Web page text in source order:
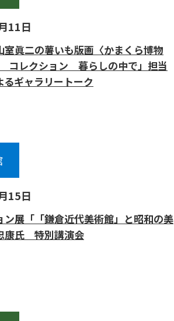
11日
室眞二の薯いも版画〈かまくら博物
コレクション 暮らしの中で」担当
るギャラリートーク
15日
ン展「「鎌倉近代美術館」と昭和の美
康氏 特別講演会